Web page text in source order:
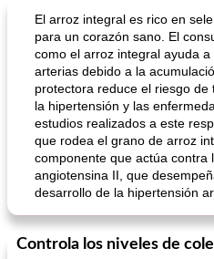
El arroz integral es rico en
para un corazón sano. El
como el arroz integral ayuda
arterias debido a la
protectora reduce el riesgo
la hipertensión y las
estudios realizados a este
que rodea el grano de arroz
componente que actúa contra
angiotensina II, que
desarrollo de la hipertensión
Controla los niveles de